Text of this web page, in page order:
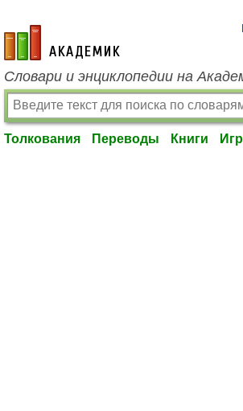
academic.ru
Словари и энциклопедии на
Толкования Переводы Книги